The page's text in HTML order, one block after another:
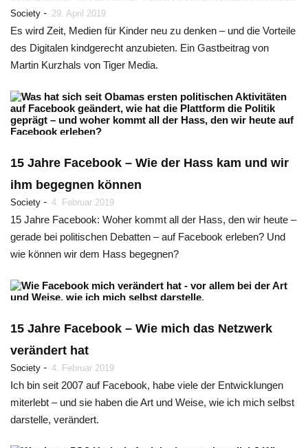
Society - 29. April 2019
Es wird Zeit, Medien für Kinder neu zu denken – und die Vorteile
des Digitalen kindgerecht anzubieten. Ein Gastbeitrag von
Martin Kurzhals von Tiger Media.
15 Jahre Facebook – Wie der Hass kam und wir
ihm begegnen können
Society - 4. Februar 2019
15 Jahre Facebook: Woher kommt all der Hass, den wir heute –
gerade bei politischen Debatten – auf Facebook erleben? Und
wie können wir dem Hass begegnen?
15 Jahre Facebook – Wie mich das Netzwerk
verändert hat
Society - 4. Februar 2019
Ich bin seit 2007 auf Facebook, habe viele der Entwicklungen
miterlebt – und sie haben die Art und Weise, wie ich mich selbst
darstelle, verändert.